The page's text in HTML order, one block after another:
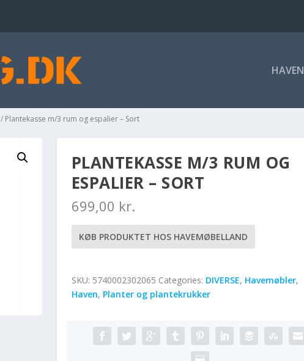
HAVEN
/ Plantekasse m/3 rum og espalier – Sort
PLANTEKASSE M/3 RUM OG
ESPALIER – SORT
699,00 kr.
KØB PRODUKTET HOS HAVEMØBELLAND
SKU: 5740002302065 Categories: DIVERSE, Havemøbler,
Haven, Planter og plantekrukker